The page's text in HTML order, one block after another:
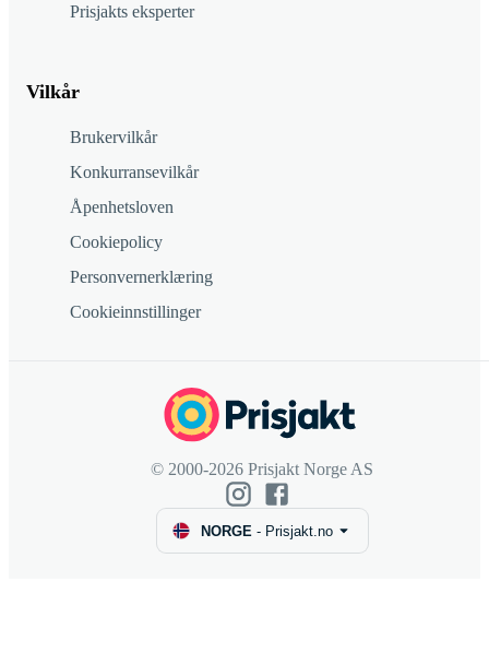
Prisjakts eksperter
Vilkår
Brukervilkår
Konkurransevilkår
Åpenhetsloven
Cookiepolicy
Personvernerklæring
Cookieinnstillinger
© 2000-2026 Prisjakt Norge AS
NORGE - Prisjakt.no